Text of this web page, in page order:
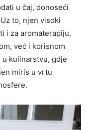
u čaj, donoseći
to, njen visoki
i za aromaterapiju,
već i korisnom
u kulinarstvu, gdje
miris u vrtu